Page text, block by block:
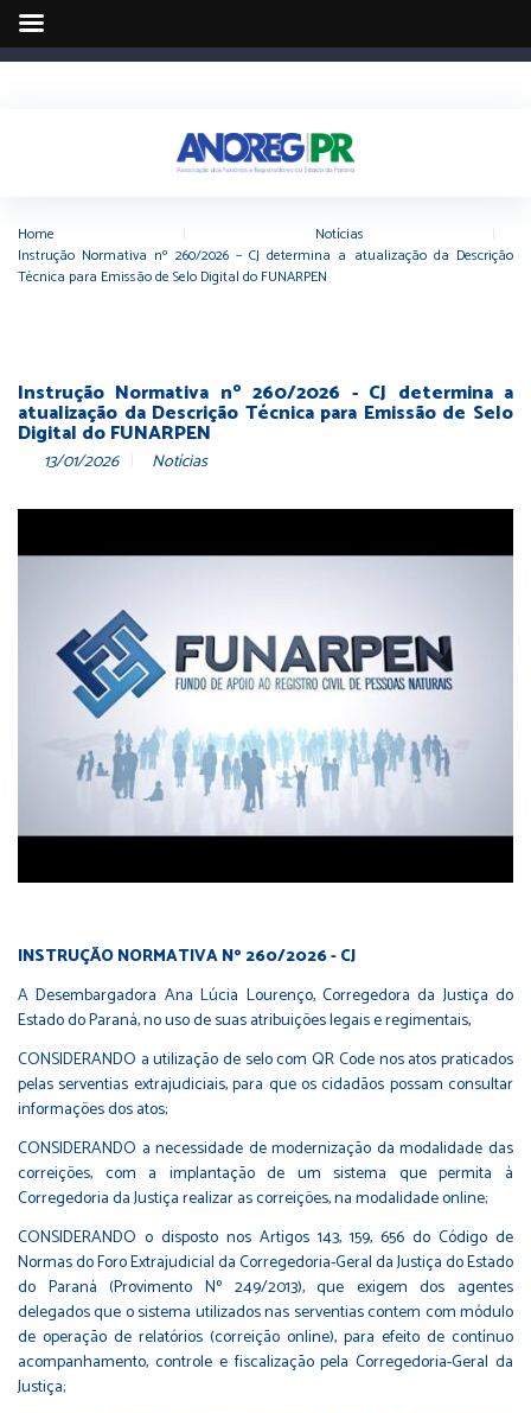
Home Notícias
Instrução Normativa nº 260/2026 – CJ determina a atualização da Descrição
Técnica para Emissão de Selo Digital do FUNARPEN
Instrução Normativa nº 260/2026 - CJ determina a
atualização da Descrição Técnica para Emissão de Selo
Digital do FUNARPEN
13/01/2026 Notícias
INSTRUÇÃO NORMATIVA Nº 260/2026 - CJ
A Desembargadora Ana Lúcia Lourenço, Corregedora da Justiça do
Estado do Paraná, no uso de suas atribuições legais e regimentais,
CONSIDERANDO a utilização de selo com QR Code nos atos praticados
pelas serventias extrajudiciais, para que os cidadãos possam consultar
informações dos atos;
CONSIDERANDO a necessidade de modernização da modalidade das
correições, com a implantação de um sistema que permita à
Corregedoria da Justiça realizar as correições, na modalidade online;
CONSIDERANDO o disposto nos Artigos 143, 159, 656 do Código de
Normas do Foro Extrajudicial da Corregedoria-Geral da Justiça do Estado
do Paraná (Provimento Nº 249/2013), que exigem dos agentes
delegados que o sistema utilizados nas serventias contem com módulo
de operação de relatórios (correição online), para efeito de contínuo
acompanhamento, controle e fiscalização pela Corregedoria-Geral da
Justiça;